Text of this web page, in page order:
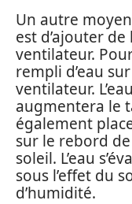
Un autre
est d’ajouter
ventilateur.
rempli d’eau
ventilateur.
augmentera le
également
sur le rebord
soleil. L’eau
sous l’effet du
d’humidité.